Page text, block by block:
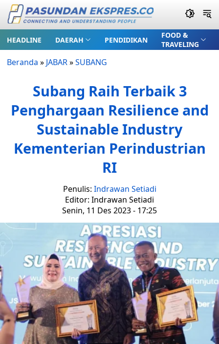
HEADLINE DAERAH PENDIDIKAN
FOOD &
TRAVELING
Beranda » JABAR»SUBANG
Subang Raih Terbaik 3
Penghargaan Resilience and
Sustainable Industry
Kementerian Perindustrian
RI
Penulis: Indrawan Setiadi
Editor: Indrawan Setiadi
Senin, 11 Des 2023 - 17:25